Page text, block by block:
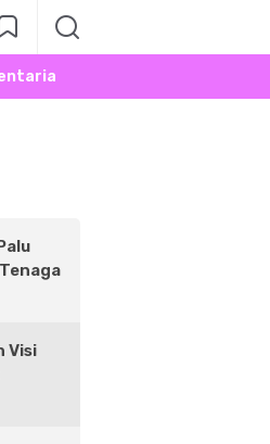
Visi